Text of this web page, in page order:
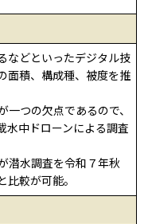
などといったデジタル技
面積、構成種、被度を推
一つの欠点であるので、
水中ドローンによる調査
潜水調査を令和７年秋
比較が可能。